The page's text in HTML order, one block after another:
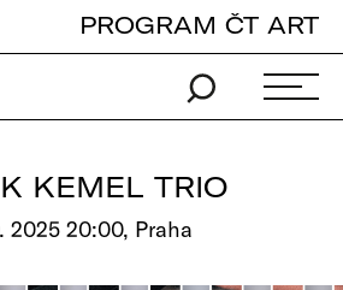
PROGRAM ČT ART
KEMEL TRIO
2025 20:00, Praha